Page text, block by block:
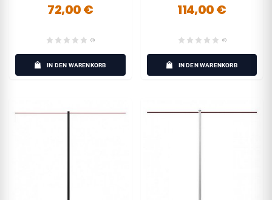
72,00 €
(0)
IN DEN WARENKORB
114,00 €
(0)
IN DEN WARENKORB